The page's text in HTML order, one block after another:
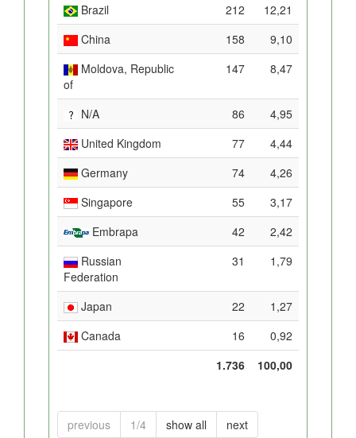
Brazil
212
12,21
China
158
9,10
Moldova, Republic
of
147 8,47
N/A 86
4,95
United Kingdom
77
4,44
Germany
74
4,26
Singapore
55
3,17
Embrapa
42
2,42
Russian
Federation
31 1,79
Japan 22
1,27
Canada
16
0,92
1.736
100,00
previous 1/4 show all next